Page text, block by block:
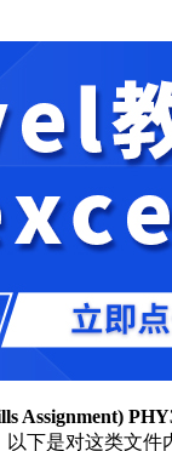
Assignment)
下是对这类文